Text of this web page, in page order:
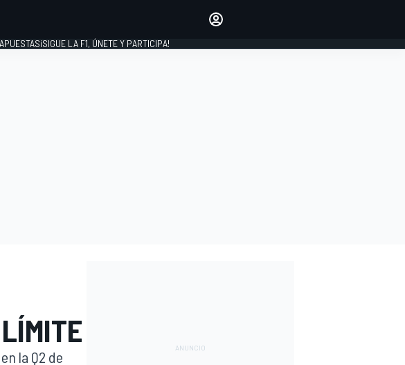
APUESTAS¡SIGUE LA F1, ÚNETE Y PARTICIPA!
la Q2 de